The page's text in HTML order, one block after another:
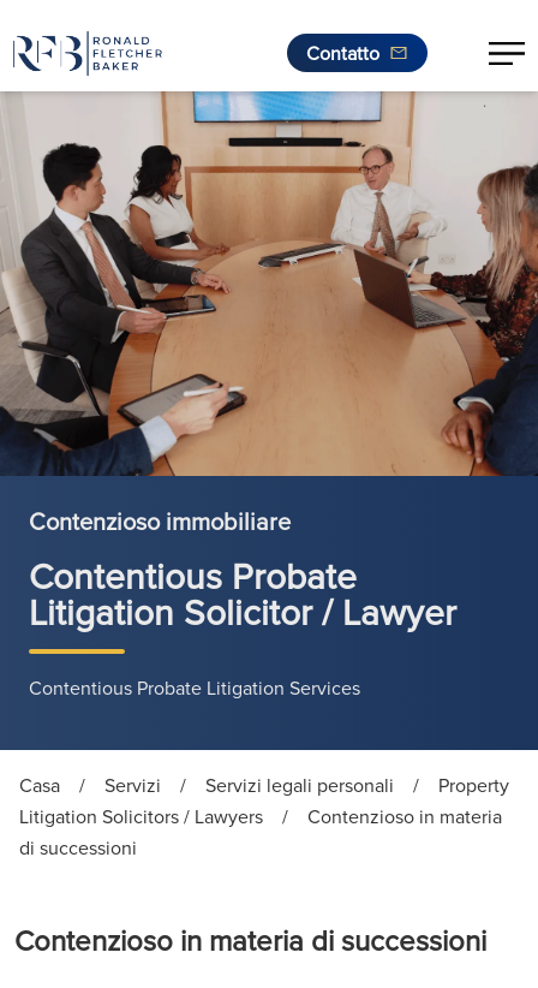
Contatto
.
Contenzioso immobiliare
Contentious Probate
Litigation Solicitor / Lawyer
Contentious Probate Litigation Services
Casa / Servizi / Servizi legali personali /
Property
Litigation Solicitors / Lawyers
/
Contenzioso in materia
di successioni
Contenzioso in materia di successioni